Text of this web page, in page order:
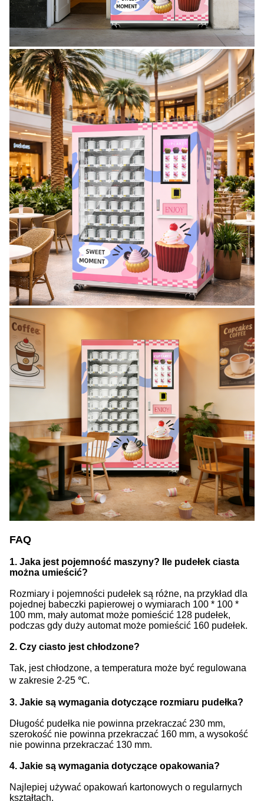
FAQ
1. Jaka jest pojemność maszyny? Ile pudełek ciasta
można umieścić?
Rozmiary i pojemności pudełek są różne, na przykład dla
pojednej babeczki papierowej o wymiarach 100 * 100 *
100 mm, mały automat może pomieścić 128 pudełek,
podczas gdy duży automat może pomieścić 160 pudełek.
2. Czy ciasto jest chłodzone?
Tak, jest chłodzone, a temperatura może być regulowana
w zakresie 2-25 ℃.
3. Jakie są wymagania dotyczące rozmiaru pudełka?
Długość pudełka nie powinna przekraczać 230 mm,
szerokość nie powinna przekraczać 160 mm, a wysokość
nie powinna przekraczać 130 mm.
4. Jakie są wymagania dotyczące opakowania?
Najlepiej używać opakowań kartonowych o regularnych
kształtach.